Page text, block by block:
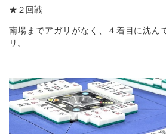
★２回戦
南場までアガリがなく、４着目に沈ん
リ。